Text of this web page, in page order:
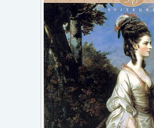
Е-списания
Подаръци
Ваучери
Промоции